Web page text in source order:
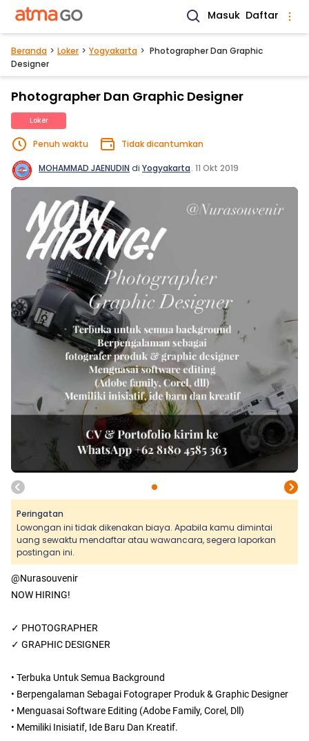
Masuk Daftar
Beranda Loker Yogyakarta
Photographer Dan Graphic
Designer
Photographer Dan Graphic Designer
Loker
Penuh waktu Tidak dicantumkan
MOHAMMAD JAENUDIN di Yogyakarta. 11 Okt 2019
Peringatan
Lowongan ini tidak dikenakan biaya. Apabila kamu dimintai
uang sewaktu mendaftar atau wawancara, segera laporkan
postingan ini.
@Nurasouvenir
NOW HIRING!
✓ PHOTOGRAPHER
✓ GRAPHIC DESIGNER
• Terbuka Untuk Semua Background
• Berpengalaman Sebagai Fotograper Produk & Graphic Designer
• Menguasai Software Editing (Adobe Family, Corel, Dll)
• Memiliki Inisiatif, Ide Baru Dan Kreatif.